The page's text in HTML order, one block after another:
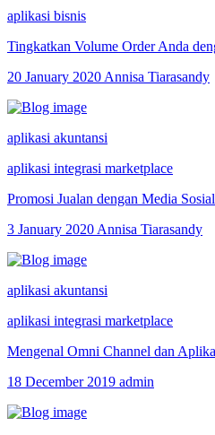
aplikasi bisnis
Tingkatkan Volume Order Anda
20 January 2020 Annisa Tiarasandy
aplikasi akuntansi
aplikasi integrasi marketplace
Promosi Jualan dengan Media Sosial
3 January 2020 Annisa Tiarasandy
aplikasi akuntansi
aplikasi integrasi marketplace
Mengenal Omni Channel dan
18 December 2019 admin